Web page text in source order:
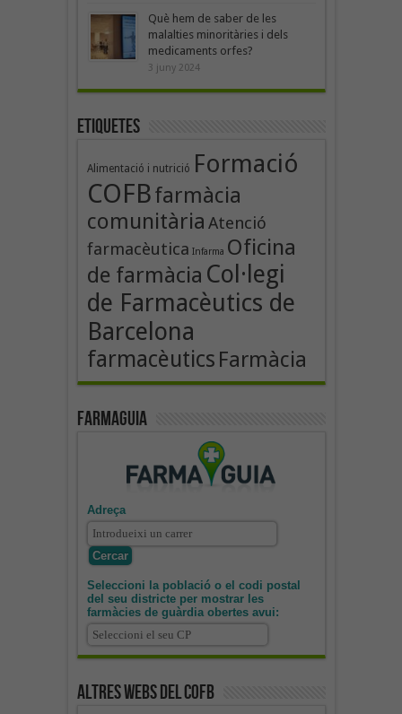
Què hem de saber de les
malalties minoritàries i dels
medicaments orfes?
3 juny 2024
Etiquetes
Alimentació i nutrició Formació
COFBfarmàcia
comunitària Atenció
farmacèutica Infarma Oficina
de farmàcia Col·legi
de Farmacèutics de
Barcelona
farmacèutics Farmàcia
Farmaguia
Adreça
Seleccioni la població o el codi postal
del seu districte per mostrar les
farmàcies de guàrdia obertes avui:
Altres webs del COFB